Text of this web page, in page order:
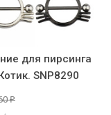
для пирсинга
SNP8290
₽